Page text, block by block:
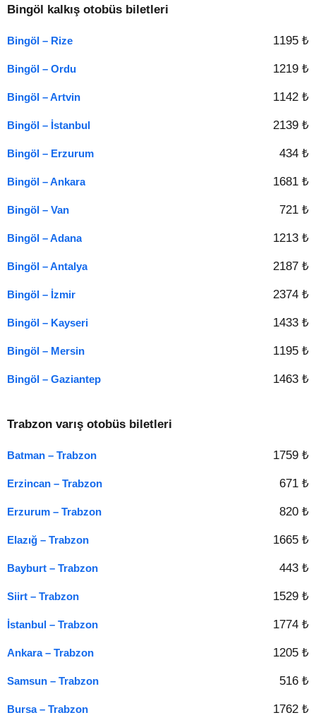
Bingöl kalkış otobüs biletleri
Bingöl – Rize 1195 ₺
Bingöl – Ordu 1219 ₺
Bingöl – Artvin 1142 ₺
Bingöl – İstanbul 2139 ₺
Bingöl – Erzurum 434 ₺
Bingöl – Ankara 1681 ₺
Bingöl – Van 721 ₺
Bingöl – Adana 1213 ₺
Bingöl – Antalya 2187 ₺
Bingöl – İzmir 2374 ₺
Bingöl – Kayseri 1433 ₺
Bingöl – Mersin 1195 ₺
Bingöl – Gaziantep 1463 ₺
Trabzon varış otobüs biletleri
Batman – Trabzon 1759 ₺
Erzincan – Trabzon 671 ₺
Erzurum – Trabzon 820 ₺
Elazığ – Trabzon 1665 ₺
Bayburt – Trabzon 443 ₺
Siirt – Trabzon 1529 ₺
İstanbul – Trabzon 1774 ₺
Ankara – Trabzon 1205 ₺
Samsun – Trabzon 516 ₺
Bursa – Trabzon 1762 ₺